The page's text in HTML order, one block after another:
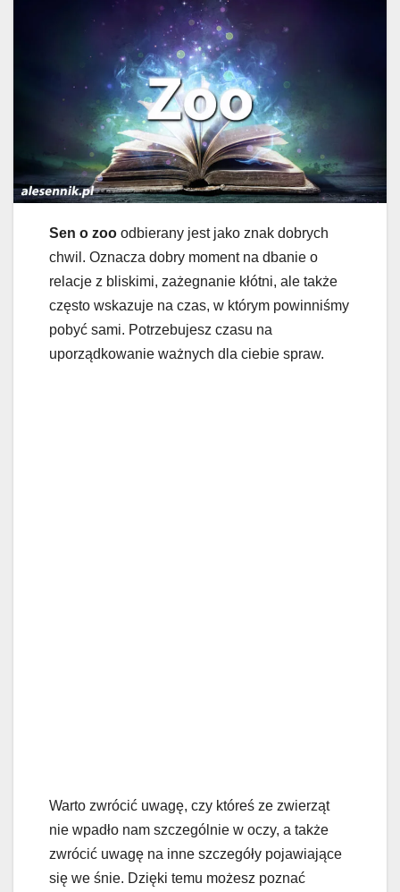
Sen o zoo odbierany jest jako znak dobrych
chwil. Oznacza dobry moment na dbanie o
relacje z bliskimi, zażegnanie kłótni, ale także
często wskazuje na czas, w którym powinniśmy
pobyć sami. Potrzebujesz czasu na
uporządkowanie ważnych dla ciebie spraw.
Warto zwrócić uwagę, czy któreś ze zwierząt
nie wpadło nam szczególnie w oczy, a także
zwrócić uwagę na inne szczegóły pojawiające
się we śnie. Dzięki temu możesz poznać